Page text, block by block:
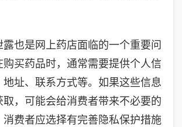
也是网上药店面临的一个重要问
买药品时，通常需要提供个人信
址、联系方式等。如果这些信息
，可能会给消费者带来不必要的
消费者应选择有完善隐私保护措施